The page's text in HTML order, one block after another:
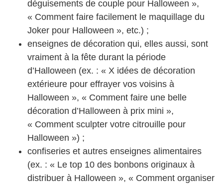
déguisements de couple pour Halloween »,
« Comment faire facilement le maquillage du
Joker pour Halloween », etc.) ;
enseignes de décoration qui, elles aussi, sont
vraiment à la fête durant la période
d’Halloween (ex. : « X idées de décoration
extérieure pour effrayer vos voisins à
Halloween », « Comment faire une belle
décoration d’Halloween à prix mini »,
« Comment sculpter votre citrouille pour
Halloween ») ;
confiseries et autres enseignes alimentaires
(ex. : « Le top 10 des bonbons originaux à
distribuer à Halloween », « Comment organiser